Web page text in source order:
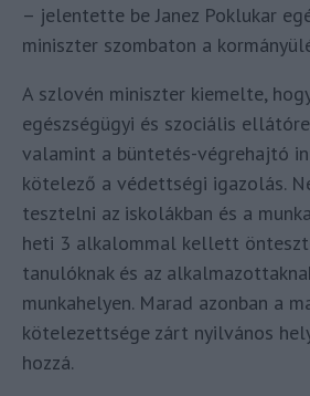
– jelentette be Janez Poklukar
miniszter szombaton a
A szlovén miniszter kiemelte,
egészségügyi és szociális
valamint a büntetés-végrehajtó
kötelező a védettségi igazolás.
tesztelni az iskolákban és a
heti 3 alkalommal kellett
tanulóknak és az
munkahelyen. Marad azonban a
kötelezettsége zárt nyilvános
hozzá.